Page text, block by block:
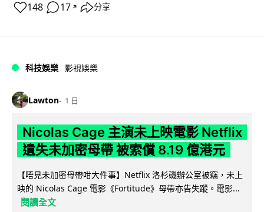
148 17 ↗ 分享
科技娛樂 影視娛樂
Lawton 1 日
Nicolas Cage 主演未上映電影 Netflix
遺失未加密母帶 被索償 8.19 億港元
【唔見未加密母帶咁大件事】Netflix 洛杉磯辦公室被竊，未上
映的 Nicolas Cage 電影《Fortitude》母帶亦告失蹤。電影...
閱讀全文